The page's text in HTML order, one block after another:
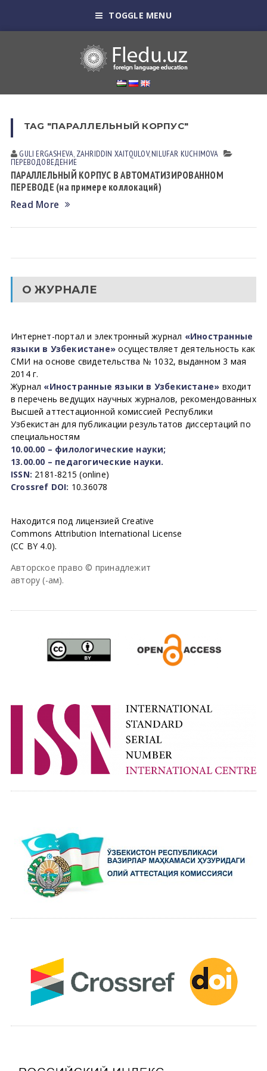
TOGGLE MENU
TAG "ПАРАЛЛЕЛЬНЫЙ КОРПУС"
GULI ERGАSHEVА, ZAHRIDDIN XAITQULOV,NILUFAR KUCHIMOVA
ПЕРЕВОДОВЕДЕНИЕ
ПАРАЛЛЕЛЬНЫЙ КОРПУС В АВТОМАТИЗИРОВАННОМ
ПЕРЕВОДЕ (на примере коллокаций)
Read More
О ЖУРНАЛЕ
Интернет-портал и электронный журнал «Иностранные
языки в Узбекистане» осуществляет деятельность как
СМИ на основе свидетельства № 1032, выданном 3 мая
2014 г.
Журнал «Иностранные языки в Узбекистане» входит
в перечень ведущих научных журналов, рекомендованных
Высшей аттестационной комиссией Республики
Узбекистан для публикации результатов диссертаций по
специальностям
10.00.00 – филологические науки;
13.00.00 – педагогические науки.
ISSN: 2181-8215 (online)
Crossref DOI: 10.36078
Находится под лицензией Creative
Commons Attribution International License
(CC BY 4.0).
Авторское право © принадлежит
автору (-ам).